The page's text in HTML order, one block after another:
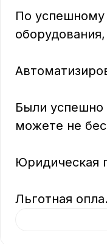
По успешному
Были
можете не
Юридическая
Льготная опла